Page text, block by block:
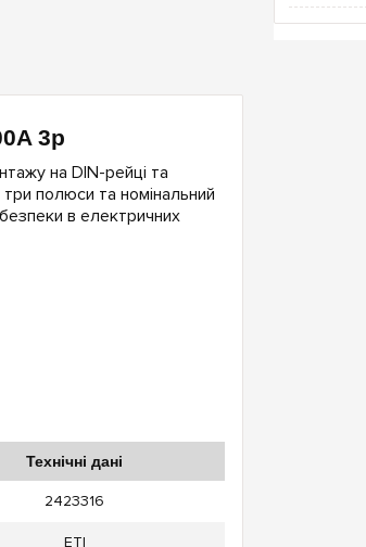
3p
на DIN-рейці та
полюси та номінальний
в електричних
Технічні дані
2423316
ETI